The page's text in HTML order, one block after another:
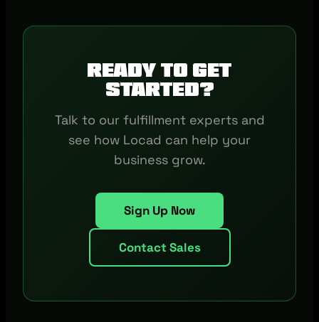
Ready to get
started?
Talk to our fulfillment experts and
see how Locad can help your
business grow.
Sign Up Now
Contact Sales